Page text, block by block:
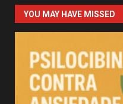
YOU MAY HAVE MISSED